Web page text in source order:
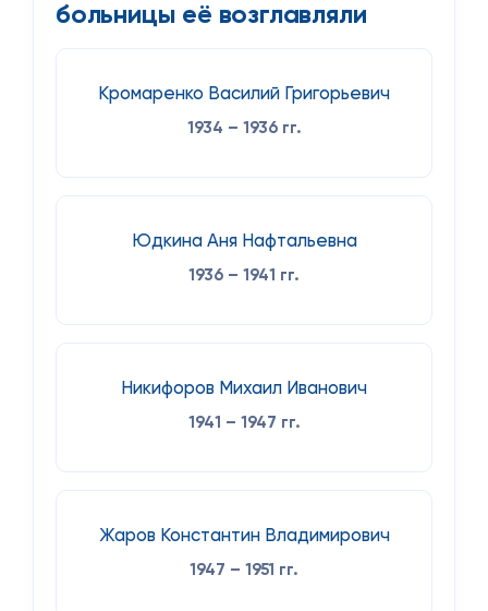
больницы её возглавляли
Кромаренко Василий Григорьевич
1934 – 1936 гг.
Юдкина Аня Нафтальевна
1936 – 1941 гг.
Никифоров Михаил Иванович
1941 – 1947 гг.
Жаров Константин Владимирович
1947 – 1951 гг.